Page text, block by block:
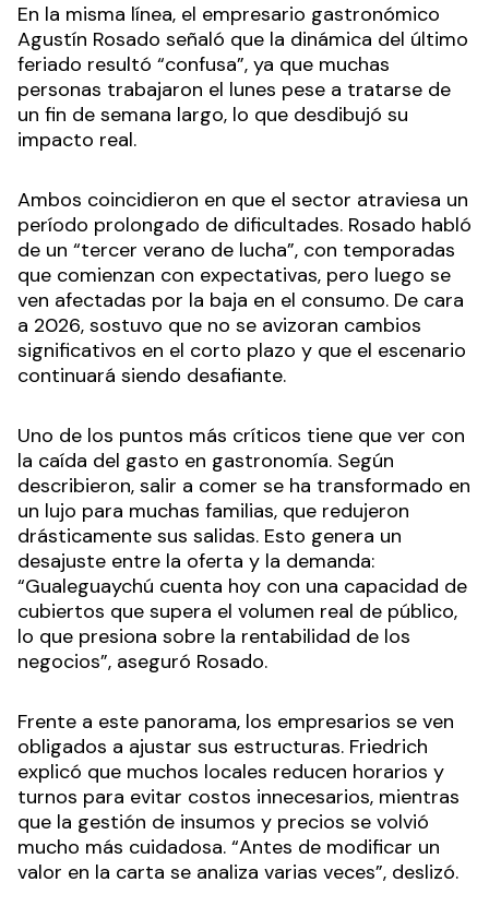
En la misma línea, el empresario gastronómico
Agustín Rosado señaló que la dinámica del último
feriado resultó “confusa”, ya que muchas
personas trabajaron el lunes pese a tratarse de
un fin de semana largo, lo que desdibujó su
impacto real.
Ambos coincidieron en que el sector atraviesa un
período prolongado de dificultades. Rosado habló
de un “tercer verano de lucha”, con temporadas
que comienzan con expectativas, pero luego se
ven afectadas por la baja en el consumo. De cara
a 2026, sostuvo que no se avizoran cambios
significativos en el corto plazo y que el escenario
continuará siendo desafiante.
Uno de los puntos más críticos tiene que ver con
la caída del gasto en gastronomía. Según
describieron, salir a comer se ha transformado en
un lujo para muchas familias, que redujeron
drásticamente sus salidas. Esto genera un
desajuste entre la oferta y la demanda:
“Gualeguaychú cuenta hoy con una capacidad de
cubiertos que supera el volumen real de público,
lo que presiona sobre la rentabilidad de los
negocios”, aseguró Rosado.
Frente a este panorama, los empresarios se ven
obligados a ajustar sus estructuras. Friedrich
explicó que muchos locales reducen horarios y
turnos para evitar costos innecesarios, mientras
que la gestión de insumos y precios se volvió
mucho más cuidadosa. “Antes de modificar un
valor en la carta se analiza varias veces”, deslizó.